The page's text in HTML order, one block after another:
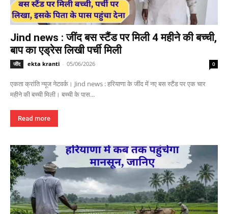
Jind news : जींद बस स्टैंड पर मिली 4 महीने की बच्ची,
बाप का एड्रेस लिखी पर्ची मिली
जींद ekta kranti - 05/06/2026 0
एकता क्रांति न्यूज नेटवर्क। Jind news : हरियाणा के जींद में नए बस स्टैंड पर एक चार
महीने की बच्ची मिली। बच्ची के पास...
Read more